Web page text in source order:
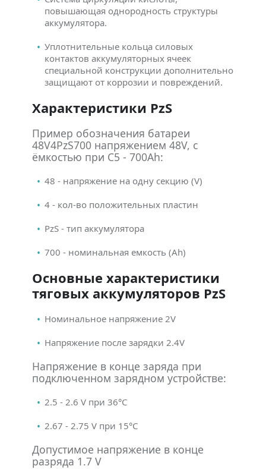
повышающая однородность структуры
аккумулятора.
Уплотнительные кольца силовых
контактов аккумуляторных ячеек
специальной конструкции дополнительно
защищают от коррозии и повреждений.
Характеристики PzS
Пример обозначения батареи
48V4PzS700 напряжением 48V, с
ёмкостью при C5 - 700Ah:
48 - напряжение на одну секцию (V)
4 - кол-во положительных пластин
PzS - тип аккумулятора
700 - номинальная емкость (Ah)
Основные характеристики
тяговых аккумуляторов PzS
Номинальное напряжение 2V
Напряжение после зарядки 2.4V
Напряжение в конце заряда при
подключенном зарядном устройстве:
2.5 - 2.6 V при 36°С
2.67 - 2.75 V при 15°С
Допустимое напряжение в конце
разряда 1.7 V